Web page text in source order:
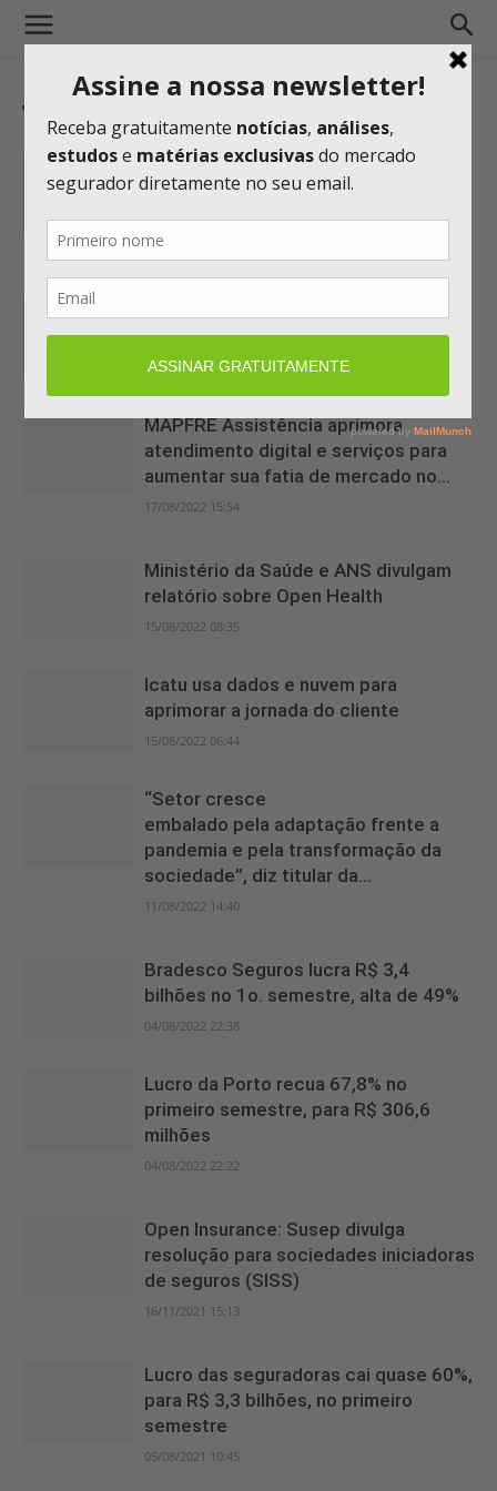
TAG: FIXO
4ª edição do Autismo Tech supera
expectativas de público e inscrições
ainda estão abertas
30/08/2022 10:13
realidade na MAG Seguros
17/08/2022 16:14
MAPFRE Assistência aprimora
atendimento digital e serviços para
aumentar sua fatia de mercado no...
17/08/2022 15:54
Ministério da Saúde e ANS divulgam
relatório sobre Open Health
15/08/2022 08:35
Icatu usa dados e nuvem para
aprimorar a jornada do cliente
15/08/2022 06:44
“Setor cresce
embalado pela adaptação frente a
pandemia e pela transformação da
sociedade”, diz titular da...
11/08/2022 14:40
Bradesco Seguros lucra R$ 3,4
bilhões no 1o. semestre, alta de 49%
04/08/2022 22:38
Lucro da Porto recua 67,8% no
primeiro semestre, para R$ 306,6
milhões
04/08/2022 22:22
Open Insurance: Susep divulga
resolução para sociedades iniciadoras
de seguros (SISS)
16/11/2021 15:13
Lucro das seguradoras cai quase 60%,
para R$ 3,3 bilhões, no primeiro
semestre
05/08/2021 10:45